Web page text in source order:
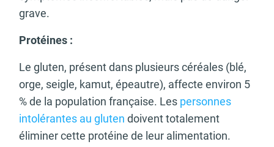
grave.
Protéines :
Le gluten, présent dans plusieurs céréales (blé,
orge, seigle, kamut, épeautre), affecte environ 5
% de la population française. Les personnes
intolérantes au gluten doivent totalement
éliminer cette protéine de leur alimentation.